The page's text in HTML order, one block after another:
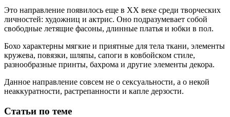
Это направление появилось еще в ХХ веке среди творческих
личностей: художниц и актрис. Оно подразумевает собой
свободные летящие фасоны, длинные платья и юбки в пол.
Бохо характерны мягкие и приятные для тела ткани, элементы
кружева, повязки, шляпы, сапоги в ковбойском стиле,
разнообразные принты, бахрома и другие элементы декора.
Данное направление совсем не о сексуальности, а о некой
неаккуратности, растрепанности и капле дерзости.
Статьи по теме